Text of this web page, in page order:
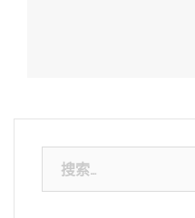
索：